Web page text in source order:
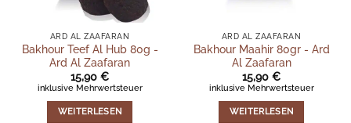
ARD AL ZAAFARAN
Bakhour Teef Al Hub 80g -
Ard Al Zaafaran
15,90 €
inklusive Mehrwertsteuer
WEITERLESEN
ARD AL ZAAFARAN
Bakhour Maahir 80gr - Ard
Al Zaafaran
15,90 €
inklusive Mehrwertsteuer
WEITERLESEN